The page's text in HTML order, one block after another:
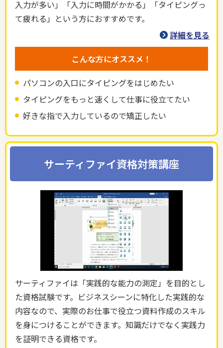
入力が多い」「入力に時間がかかる」「タイピングっ
て疲れる」という方におすすめです。
詳細を見る
こんな方にオススメ！
パソコンの入口にタイピングをはじめたい
タイピングをもっと速くして仕事に役立てたい
好きな指で入力しているので矯正したい
サーティファイ資格対策講座
サーティファイは「実践的な能力の測定」を目的とし
た資格試験です。ビジネスシーンに特化した実践的な
内容なので、実際のお仕事で役立つ資料作成のスキル
を身につけることができます。知識だけでなく実践力
を証明できる資格です。